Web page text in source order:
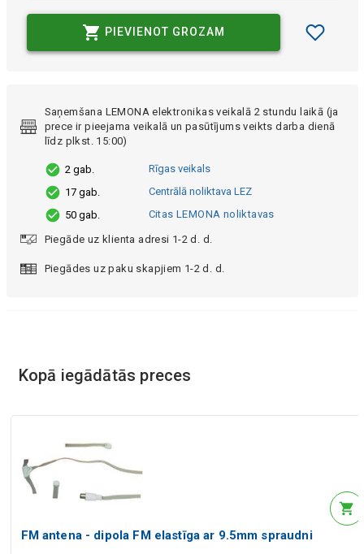
PIEVIENOT GROZAM
Saņemšana LEMONA elektronikas veikalā 2 stundu laikā (ja
prece ir pieejama veikalā un pasūtījums veikts darba dienā
līdz plkst. 15:00)
2 gab.
Rīgas veikals
17 gab.
Centrālā noliktava LEZ
50 gab.
Citas LEMONA noliktavas
Piegāde uz klienta adresi 1-2 d. d.
Piegādes uz paku skapjiem 1-2 d. d.
Kopā iegādātās preces
FM antena - dipola FM elastīga ar 9.5mm spraudni